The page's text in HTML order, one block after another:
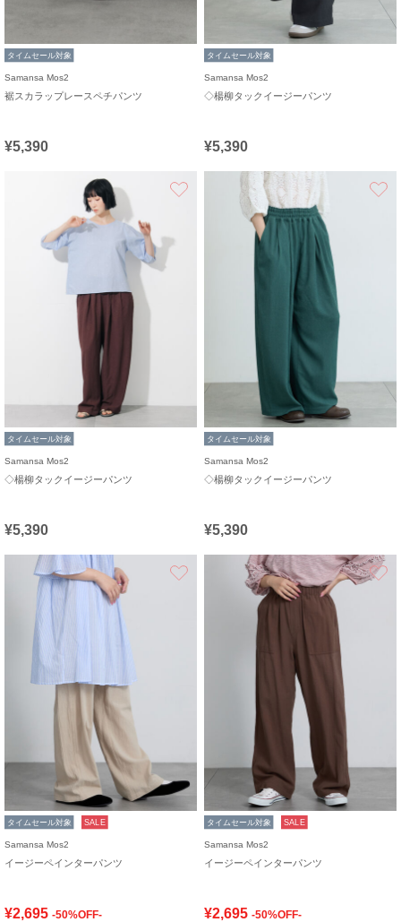
タイムセール対象
Samansa Mos2
裾スカラップレースペチパンツ
¥5,390
タイムセール対象
Samansa Mos2
◇楊柳タックイージーパンツ
¥5,390
タイムセール対象
Samansa Mos2
◇楊柳タックイージーパンツ
¥5,390
タイムセール対象
Samansa Mos2
◇楊柳タックイージーパンツ
¥5,390
お気に入り
タイムセール対象 SALE
Samansa Mos2
イージーペインターパンツ
¥2,695 -50%OFF-
タイムセール対象 SALE
Samansa Mos2
イージーペインターパンツ
¥2,695 -50%OFF-